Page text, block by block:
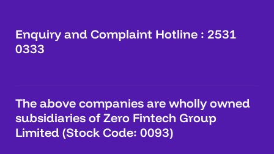
Enquiry and Complaint Hotline : 2531
0333
The above companies are wholly owned
subsidiaries of Zero Fintech Group
Limited (Stock Code: 0093)